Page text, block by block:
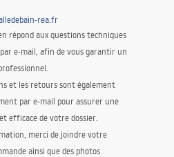
rea.fr
répond aux questions techniques
e-mail, afin de vous garantir un
et les retours sont également
par e-mail pour assurer une
efficace de votre dossier.
merci de joindre votre
ainsi que des photos